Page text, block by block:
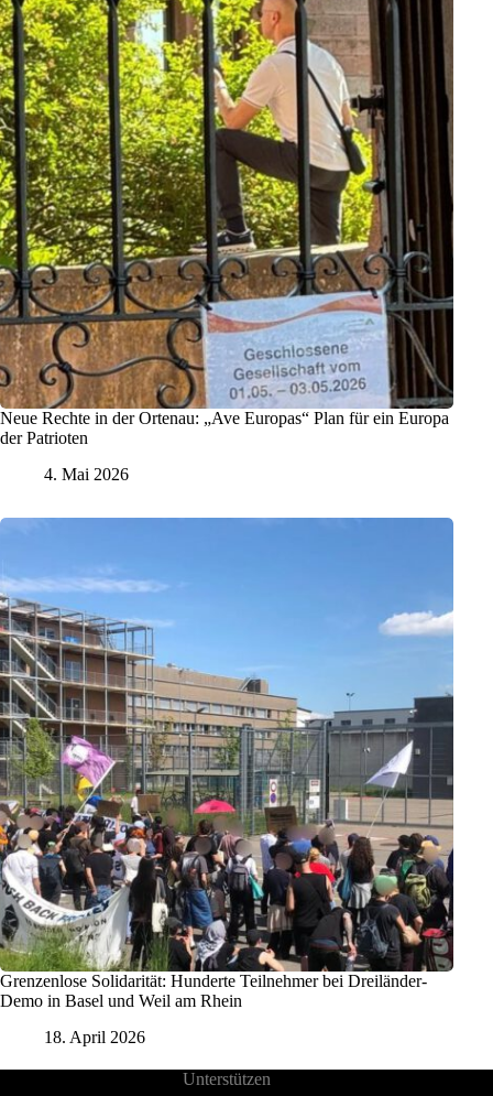
Neue Rechte in der Ortenau: „Ave Europas“ Plan für ein Europa
der Patrioten
4. Mai 2026
Grenzenlose Solidarität: Hunderte Teilnehmer bei Dreiländer-
Demo in Basel und Weil am Rhein
18. April 2026
Unterstützen